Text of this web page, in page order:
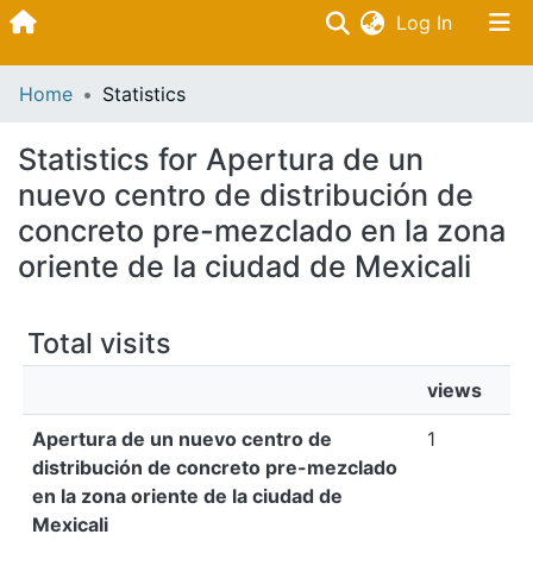
Log In(current)
All of DSpace
Bibliotecas
Home Statistics
Statistics for Apertura de un
nuevo centro de distribución de
concreto pre-mezclado en la zona
oriente de la ciudad de Mexicali
Total visits
views
Apertura de un nuevo centro de
distribución de concreto pre-mezclado
en la zona oriente de la ciudad de
Mexicali
1